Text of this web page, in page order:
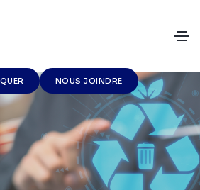
NOUS JOINDRE